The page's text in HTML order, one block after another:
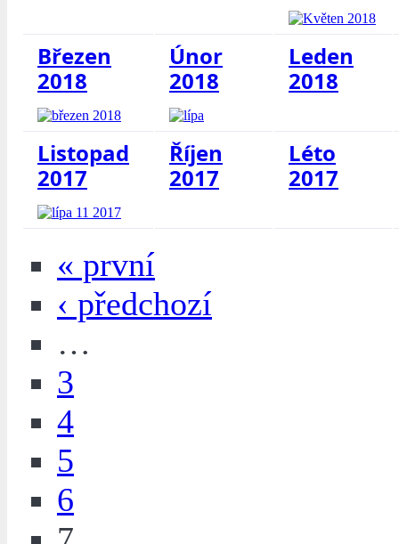
Březen
2018
Únor
2018
Leden
2018
Listopad
2017
Říjen
2017
Léto
2017
« první
‹ předchozí
…
3
4
5
6